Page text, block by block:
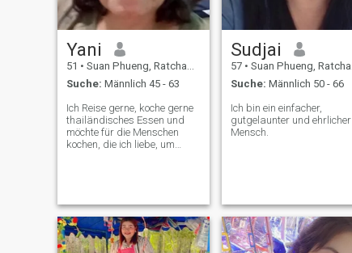
Yani
51 • Suan Phueng, Ratchaburi, Thailand
Suche: Männlich 45 - 63
Ich Reise gerne, koche gerne
thailändisches Essen und
möchte für die Menschen
kochen, die ich liebe, um
zu beginnen.
Sudjai
57 • Suan Phueng, Ratchaburi, Thailand
Suche: Männlich 50 - 66
Ich bin ein einfacher,
gutgelaunter und ehrlicher
Mensch.